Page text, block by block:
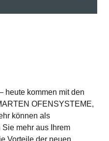
heute kommen mit den
OFENSYSTEME,
können als
mehr aus Ihrem